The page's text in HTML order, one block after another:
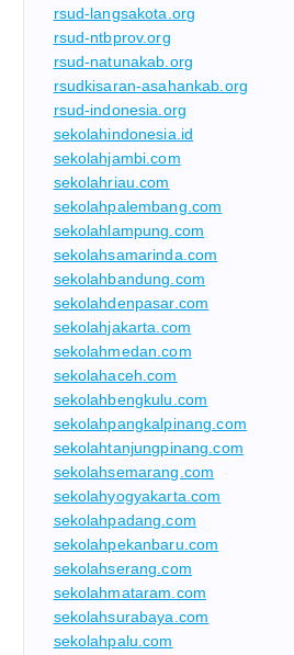
rsud-langsakota.org
rsud-ntbprov.org
rsud-natunakab.org
rsudkisaran-asahankab.org
rsud-indonesia.org
sekolahindonesia.id
sekolahjambi.com
sekolahriau.com
sekolahpalembang.com
sekolahlampung.com
sekolahsamarinda.com
sekolahbandung.com
sekolahdenpasar.com
sekolahjakarta.com
sekolahmedan.com
sekolahaceh.com
sekolahbengkulu.com
sekolahpangkalpinang.com
sekolahtanjungpinang.com
sekolahsemarang.com
sekolahyogyakarta.com
sekolahpadang.com
sekolahpekanbaru.com
sekolahserang.com
sekolahmataram.com
sekolahsurabaya.com
sekolahpalu.com